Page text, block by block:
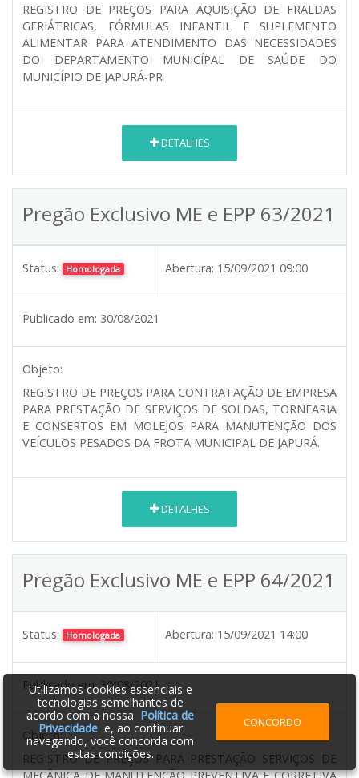
REGISTRO DE PREÇOS PARA AQUISIÇÃO DE FRALDAS
GERIÁTRICAS, FÓRMULAS INFANTIL E SUPLEMENTO
ALIMENTAR PARA ATENDIMENTO DAS NECESSIDADES
DO DEPARTAMENTO MUNICÍPAL DE SAÚDE DO
MUNICÍPIO DE JAPURÁ-PR
DETALHES
Pregão Exclusivo ME e EPP 63/2021
Status: Homologada Abertura: 15/09/2021 09:00
Publicado em: 30/08/2021
Objeto:
REGISTRO DE PREÇOS PARA CONTRATAÇÃO DE EMPRESA
PARA PRESTAÇÃO DE SERVIÇOS DE SOLDAS, TORNEARIA
E CONSERTOS EM MOLEJOS PARA MANUTENÇÃO DOS
VEÍCULOS PESADOS DA FROTA MUNICIPAL DE JAPURÁ.
DETALHES
Pregão Exclusivo ME e EPP 64/2021
Status: Homologada Abertura: 15/09/2021 14:00
Publicado em: 30/08/2021
Objeto:
REGISTRO DE PREÇOS PARA PRESTAÇÃO SERVIÇOS DE
MECÂNICA DE MANUTENÇÃO PREVENTIVA E CORRETIVA
Utilizamos cookies essenciais e
tecnologias semelhantes de
acordo com a nossa Política de
Privacidadee, ao continuar
navegando, você concorda com
estas condições.
CONCORDO